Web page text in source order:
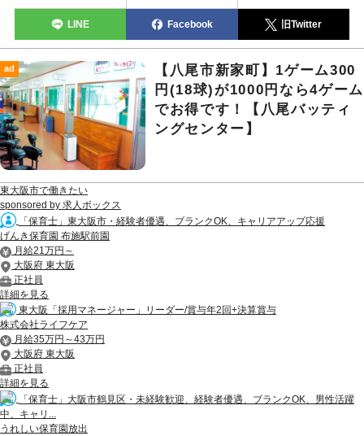
LINE Facebook 旧Twitter
ad
【八尾市新家町】1ゲーム300
円(18球)が1000円なら4ゲーム
でお得です！【八尾バッティ
ングセンター】
東大阪市で働きたい
sponsored by 求人ボックス
「保育士」東大阪市・経験者優遇、ブランクOK、キャリアアップ応援
げんき保育園 布施駅前園
月給21万円～
大阪府 東大阪
正社員
詳細を見る
東大阪「採用マネージャー」リーダー/賞与年2回+決算賞与
株式会社ライフケア
月給35万円～43万円
大阪府 東大阪
正社員
詳細を見る
「保育士」大阪市鶴見区・未経験歓迎、経験者優遇、ブランクOK、男性活躍
中、キャリ...
うれしい保育園放出